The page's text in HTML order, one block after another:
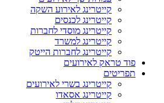
קייטרינג לאירוע השקה
קייטרינג לכנסים
קייטרינג מוסדי לחברות
קייטרינג למשרד
קייטרינג לחברות הייטק
פוד טראק לאירועים
תפריטים
קייטרינג בשרי לאירועים
קייטרינג אסאדו